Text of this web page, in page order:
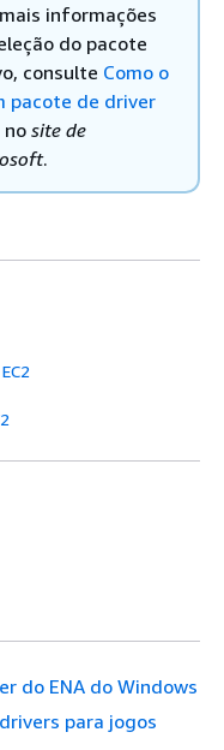
informações
do pacote
consulte Como o
pacote de driver
no site de
.
do ENA do Windows
para jogos